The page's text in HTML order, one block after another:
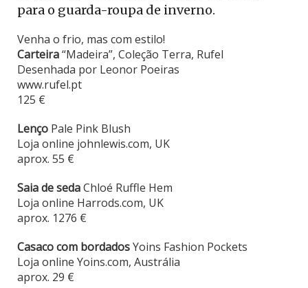
para o guarda-roupa de inverno.
Venha o frio, mas com estilo!
Carteira“Madeira”, Coleção Terra, Rufel
Desenhada por Leonor Poeiras
www.rufel.pt
125 €
Lenço Pale Pink Blush
Loja online johnlewis.com, UK
aprox. 55 €
Saia de sedaChloé Ruffle Hem
Loja online Harrods.com, UK
aprox. 1276 €
Casaco com bordadosYoins Fashion Pockets
Loja online Yoins.com, Austrália
aprox. 29 €